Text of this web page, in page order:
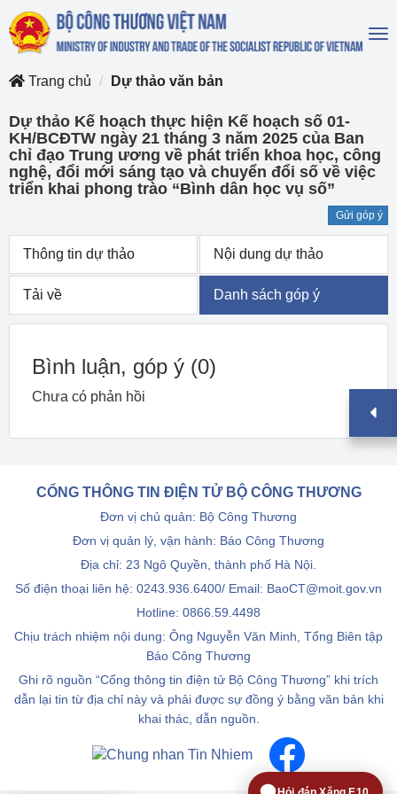
Trang chủ
Dự thảo văn bản
Dự thảo Kế hoạch thực hiện Kế hoạch số 01-
KH/BCĐTW ngày 21 tháng 3 năm 2025 của Ban
chỉ đạo Trung ương về phát triển khoa học, công
nghệ, đổi mới sáng tạo và chuyển đổi số về việc
triển khai phong trào “Bình dân học vụ số”
Thông tin dự thảo Nội dung dự thảo
Tải về Danh sách góp ý
Bình luận, góp ý (0)
Chưa có phản hồi
Gửi góp ý
CỔNG THÔNG TIN ĐIỆN TỬ BỘ CÔNG THƯƠNG
Đơn vị chủ quản: Bộ Công Thương
Đơn vị quản lý, vận hành: Báo Công Thương
Địa chỉ: 23 Ngô Quyền, thành phố Hà Nội.
Số điện thoại liên hệ: 0243.936.6400/ Email: BaoCT@moit.gov.vn
Hotline: 0866.59.4498
Chịu trách nhiệm nội dung: Ông Nguyễn Văn Minh, Tổng Biên tập
Báo Công Thương
Ghi rõ nguồn “Cổng thông tin điện tử Bộ Công Thương” khi trích
dẫn lại tin từ địa chỉ này và phải được sự đồng ý bằng văn bản khi
khai thác, dẫn nguồn.